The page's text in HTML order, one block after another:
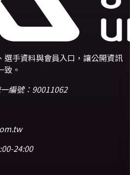
選手資料與會員入口，讓公開資訊
致。
編號：90011062
24:00